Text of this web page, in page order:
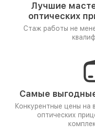
Лучшие
оптических
Стаж работы не
Самые
Конкурентные цены на
оптических